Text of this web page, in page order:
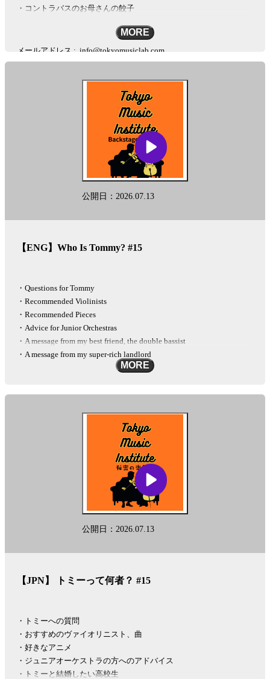
・コントラバスのお母さんの餃子
メールアドレス : info@tokyomusiclab.com
このポッドキャストはAIを活用した多言語変換ツール「リングイイ
ネ！」を用いて英語に自動変換されております。固有名詞など翻訳
に多少の差が生じることを予めご了承下さい。
This podcast is automatically converted into English using the AI-based
be some differences in translation, such as proper nouns.
Seeomnystudio.com/listenerfor privacy information.
MORE
公開日：2026.07.13
【ENG】Who Is Tommy? #15
・Questions for Tommy
・Recommended Violinists
・Recommended Pieces
・Advice for Junior Orchestras
・A message from my best friend, the double bassist
・A message from my super-rich landlord
Mail :info@tokyomusiclab.com
This podcast is automatically converted into English using the AI-based
other-language conversion tool "Lingueene! "Please note that there may
be some differences in translation, such as proper nouns.
omnystudio.com/listenerfor privacy information.
MORE
公開日：2026.07.13
【JPN】 トミーって何者？ #15
・トミーへの質問
・おすすめのヴァイオリニスト、曲
・好きなアニメ
・ジュニアオーケストラの方へのアドバイス
・トミーと結婚したい高校生